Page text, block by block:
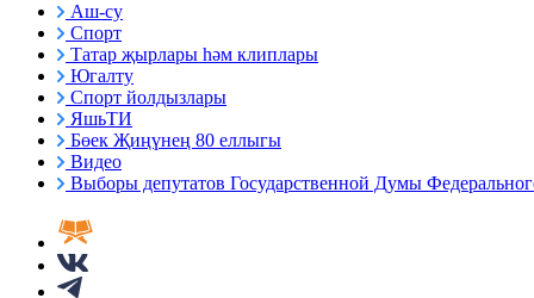
Аш-су
Спорт
Татар җырлары һәм клиплары
Югалту
Спорт йолдызлары
ЯшьТИ
Бөек Җиңүнең 80 еллыгы
Видео
Выборы депутатов Государственной Думы